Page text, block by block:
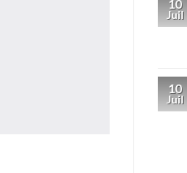
10
Juil
10
Juil